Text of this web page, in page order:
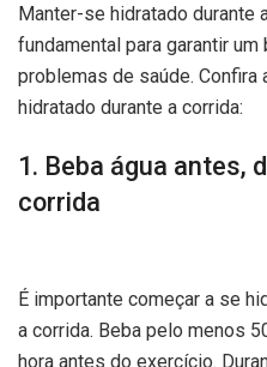
Manter-se hidratado durante
fundamental para garantir
problemas de saúde. Confira
hidratado durante a corrida:
1. Beba água antes,
corrida
É importante começar a se
a corrida. Beba pelo menos
hora antes do exercício.